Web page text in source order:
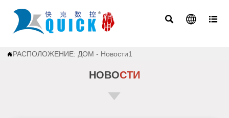
  
РАСПОЛОЖЕНИЕ: ДОМ - Новости1
НОВОСТИ